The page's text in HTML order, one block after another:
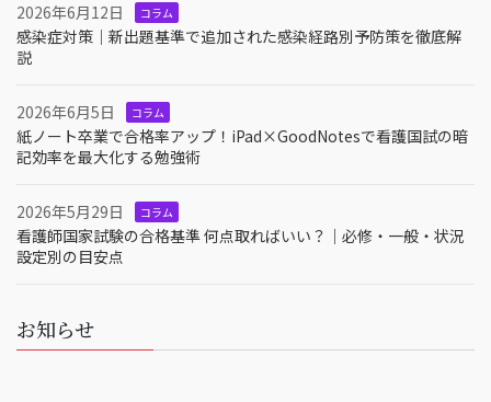
2026年6月12日 コラム
感染症対策｜新出題基準で追加された感染経路別予防策を徹底解
説
2026年6月5日 コラム
紙ノート卒業で合格率アップ！iPad×GoodNotesで看護国試の暗
記効率を最大化する勉強術
2026年5月29日 コラム
看護師国家試験の合格基準 何点取ればいい？｜必修・一般・状況
設定別の目安点
お知らせ